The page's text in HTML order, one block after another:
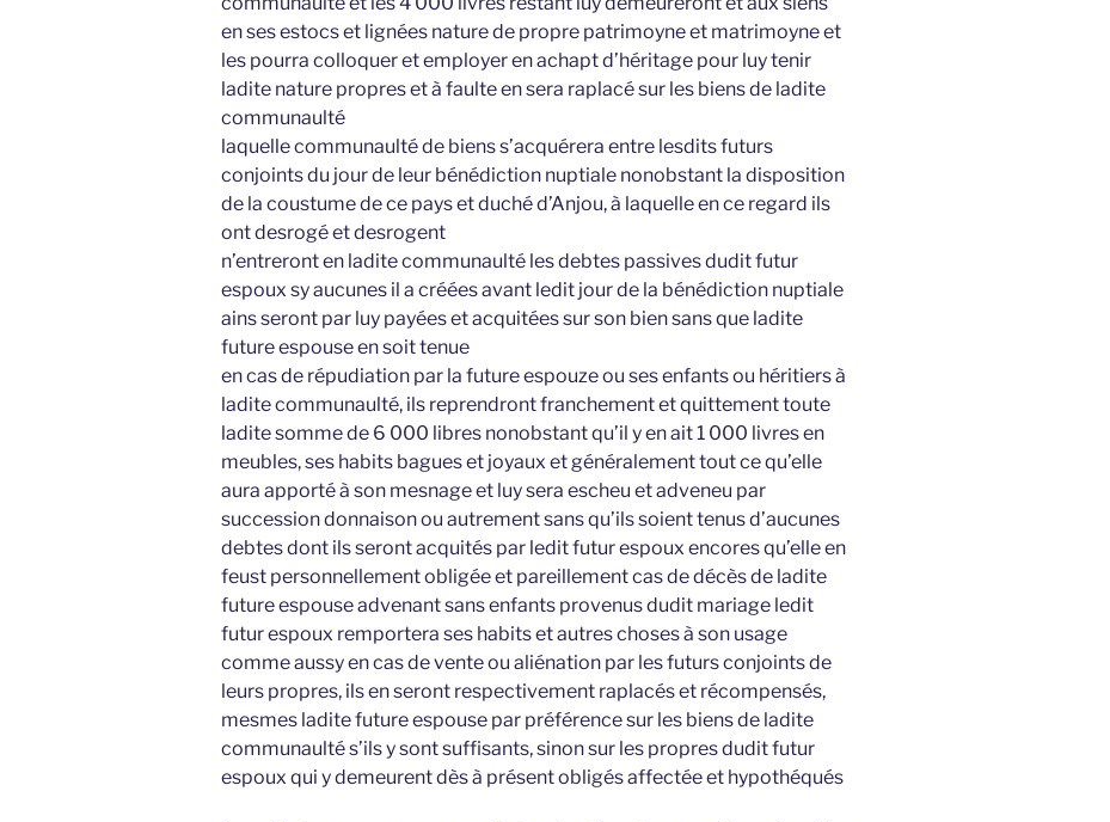
en ses estocs et lignées nature de propre patrimoyne et matrimoyne et
les pourra colloquer et employer en achapt d’héritage pour luy tenir
ladite nature propres et à faulte en sera raplacé sur les biens de ladite
communaulté
laquelle communaulté de biens s’acquérera entre lesdits futurs
conjoints du jour de leur bénédiction nuptiale nonobstant la disposition
de la coustume de ce pays et duché d’Anjou, à laquelle en ce regard ils
ont desrogé et desrogent
n’entreront en ladite communaulté les debtes passives dudit futur
espoux sy aucunes il a créées avant ledit jour de la bénédiction nuptiale
ains seront par luy payées et acquitées sur son bien sans que ladite
future espouse en soit tenue
en cas de répudiation par la future espouze ou ses enfants ou héritiers à
ladite communaulté, ils reprendront franchement et quittement toute
ladite somme de 6 000 libres nonobstant qu’il y en ait 1 000 livres en
meubles, ses habits bagues et joyaux et généralement tout ce qu’elle
aura apporté à son mesnage et luy sera escheu et adveneu par
succession donnaison ou autrement sans qu’ils soient tenus d’aucunes
debtes dont ils seront acquités par ledit futur espoux encores qu’elle en
feust personnellement obligée et pareillement cas de décès de ladite
future espouse advenant sans enfants provenus dudit mariage ledit
futur espoux remportera ses habits et autres choses à son usage
comme aussy en cas de vente ou aliénation par les futurs conjoints de
leurs propres, ils en seront respectivement raplacés et récompensés,
mesmes ladite future espouse par préférence sur les biens de ladite
communaulté s’ils y sont suffisants, sinon sur les propres dudit futur
espoux qui y demeurent dès à présent obligés affectée et hypothéqués